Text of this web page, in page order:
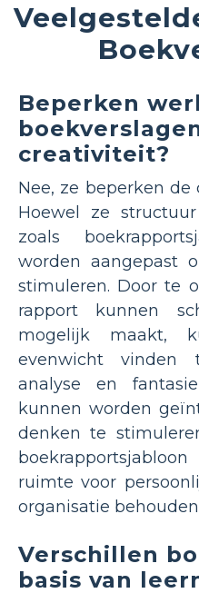
Beperken
creativiteit?
Nee, ze beperken
Hoewel ze
zoals
worden aangepast
stimuleren. Door te
rapport kunnen
mogelijk maakt,
evenwicht vinden
analyse en
kunnen worden
denken te
ruimte voor
organisatie
Verschillen
basis van